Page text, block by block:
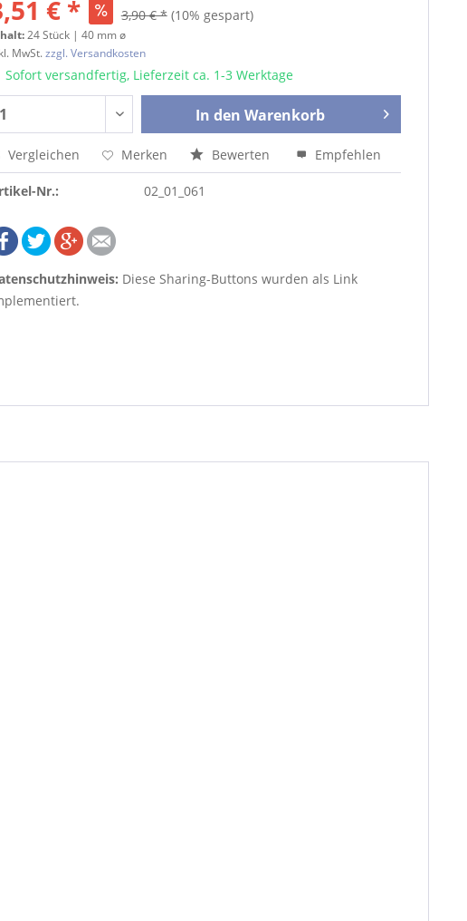
€ * 3,90 € * (10% gespart)
24 Stück | 40 mm ø
MwSt.zzgl. Versandkosten
Sofort versandfertig, Lieferzeit ca. 1-3 Werktage
In den Warenkorb
Vergleichen Merken Bewerten Empfehlen
Nr.: 02_01_061
Diese Sharing-Buttons wurden als Link